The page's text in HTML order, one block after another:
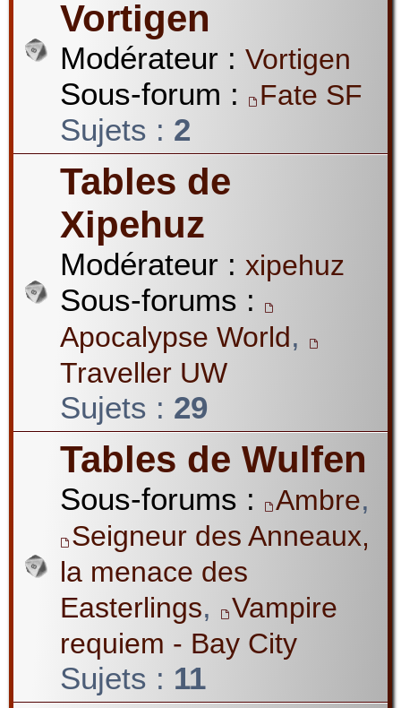
Vortigen
Modérateur : Vortigen
Sous-forum : Fate SF
Sujets : 2
Tables de
Xipehuz
Modérateur : xipehuz
Sous-forums :
Apocalypse World,
Traveller UW
Sujets : 29
Tables de Wulfen
Sous-forums : Ambre,
Seigneur des Anneaux,
la menace des
Easterlings,
Vampire
requiem - Bay City
Sujets : 11